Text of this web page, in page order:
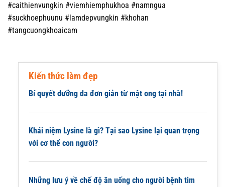
#caithienvungkin #viemhiemphukhoa #namngua
#suckhoephuunu #lamdepvungkin #khohan
#tangcuongkhoaicam
Kiến thức làm đẹp
Bí quyết dưỡng da đơn giản từ mật ong tại nhà!
Khái niệm Lysine là gì? Tại sao Lysine lại quan trọng
với cơ thể con người?
Những lưu ý về chế độ ăn uống cho người bệnh tim